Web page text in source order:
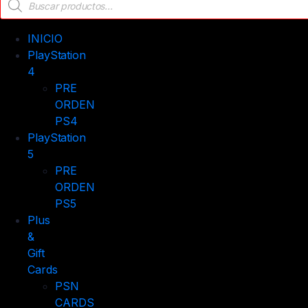
de
productos
INICIO
PlayStation
4
PRE
ORDEN
PS4
PlayStation
5
PRE
ORDEN
PS5
Plus
&
Gift
Cards
PSN
CARDS